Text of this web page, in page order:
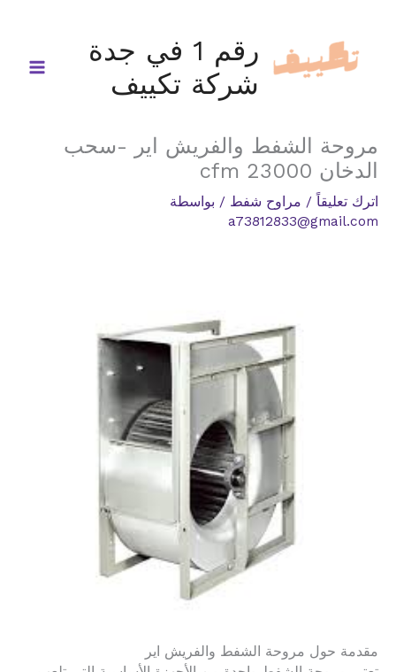
المحتوى
رقم 1 في جدة
شركة تكييف
مروحة الشفط والفريش اير -سحب
الدخان 23000 cfm
اترك تعليقاً / مراوح شفط / بواسطة
a73812833@gmail.com
مقدمة حول مروحة الشفط والفريش اير